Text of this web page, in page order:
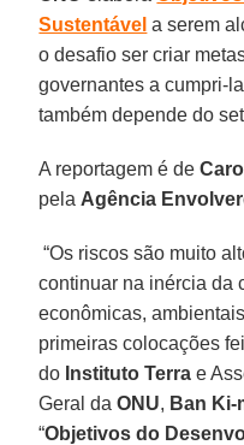
Sustentável a serem
o desafio ser criar
governantes a cumpri-
também depende do
A reportagem é de
pela Agência
“Os riscos são muito
continuar na inércia da
econômicas,
primeiras colocações
do Instituto Terra e
Geral daONU, Ban Ki-
“Objetivos do